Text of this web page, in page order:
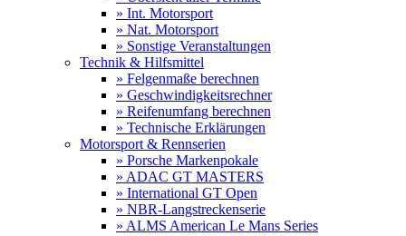
» Int. Motorsport
» Nat. Motorsport
» Sonstige Veranstaltungen
Technik & Hilfsmittel
» Felgenmaße berechnen
» Geschwindigkeitsrechner
» Reifenumfang berechnen
» Technische Erklärungen
Motorsport & Rennserien
» Porsche Markenpokale
» ADAC GT MASTERS
» International GT Open
» NBR-Langstreckenserie
» ALMS American Le Mans Series